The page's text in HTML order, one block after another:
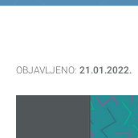
OBJAVLJENO: 21.01.2022.